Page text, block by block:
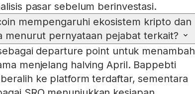
pasar sebelum berinvestasi.
mempengaruhi ekosistem kripto dan
menurut pernyataan pejabat terkait?
departure point untuk menambah
menjelang halving April. Bappebti
ke platform terdaftar, sementara